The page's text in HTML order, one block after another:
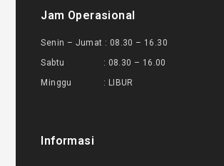
Jam Operasional
Senin – Jumat : 08.30 – 16.30
Sabtu : 08.30 – 16.00
Minggu : LIBUR
Informasi